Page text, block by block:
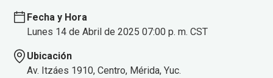
Fecha y Hora
Lunes 14 de Abril de 2025 07:00 p. m. CST
Ubicación
Av. Itzáes 1910, Centro, Mérida, Yuc.